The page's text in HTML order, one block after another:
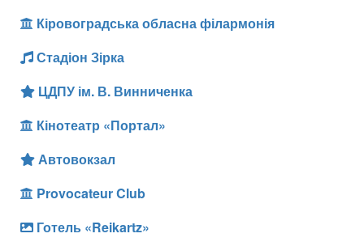
Кіровоградська обласна філармонія
Стадіон Зірка
ЦДПУ ім. В. Винниченка
Кінотеатр «Портал»
Автовокзал
Provocateur Club
Готель «Reikartz»